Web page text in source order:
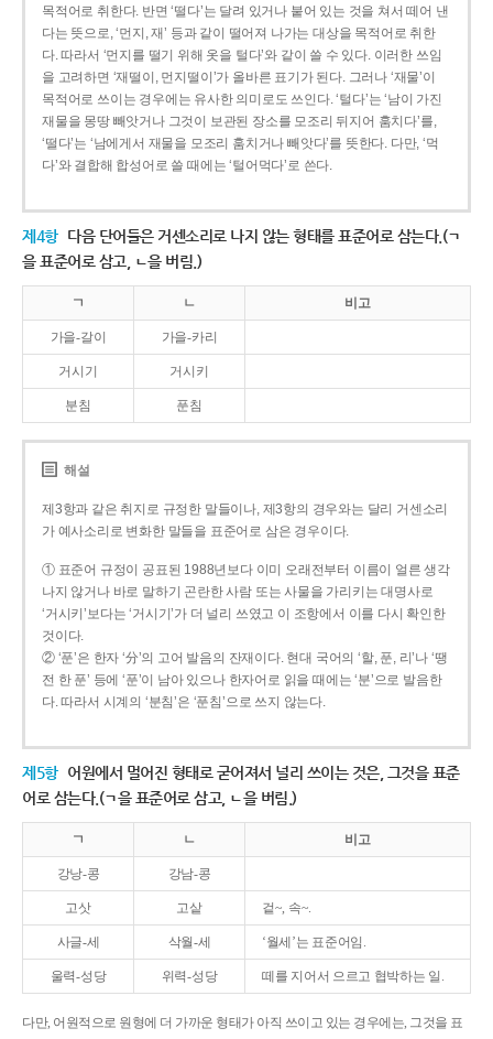
목적어로 취한다. 반면 ‘떨다’는 달려 있거나 붙어 있는 것을 쳐서 떼어 낸
다는 뜻으로, ‘먼지, 재’ 등과 같이 떨어져 나가는 대상을 목적어로 취한
다. 따라서 ‘먼지를 떨기 위해 옷을 털다’와 같이 쓸 수 있다. 이러한 쓰임
을 고려하면 ‘재떨이, 먼지떨이’가 올바른 표기가 된다. 그러나 ‘재물’이
목적어로 쓰이는 경우에는 유사한 의미로도 쓰인다. ‘털다’는 ‘남이 가진
재물을 몽땅 빼앗거나 그것이 보관된 장소를 모조리 뒤지어 훔치다’를,
‘떨다’는 ‘남에게서 재물을 모조리 훔치거나 빼앗다’를 뜻한다. 다만, ‘먹
다’와 결합해 합성어로 쓸 때에는 ‘털어먹다’로 쓴다.
제4항 다음 단어들은 거센소리로 나지 않는 형태를 표준어로 삼는다.(ㄱ
을 표준어로 삼고, ㄴ을 버림.)
ㄱ ㄴ 비고
가을-갈이 가을-카리
거시기 거시키
분침 푼침
해설
제3항과 같은 취지로 규정한 말들이나, 제3항의 경우와는 달리 거센소리
가 예사소리로 변화한 말들을 표준어로 삼은 경우이다.
① 표준어 규정이 공표된 1988년보다 이미 오래전부터 이름이 얼른 생각
나지 않거나 바로 말하기 곤란한 사람 또는 사물을 가리키는 대명사로
‘거시키’보다는 ‘거시기’가 더 널리 쓰였고 이 조항에서 이를 다시 확인한
것이다.
② ‘푼’은 한자 ‘分’의 고어 발음의 잔재이다. 현대 국어의 ‘할, 푼, 리’나 ‘땡
전 한 푼’ 등에 ‘푼’이 남아 있으나 한자어로 읽을 때에는 ‘분’으로 발음한
다. 따라서 시계의 ‘분침’은 ‘푼침’으로 쓰지 않는다.
제5항 어원에서 멀어진 형태로 굳어져서 널리 쓰이는 것은, 그것을 표준
어로 삼는다.(ㄱ을 표준어로 삼고, ㄴ을 버림.)
ㄱ ㄴ 비고
강낭-콩 강남-콩
고삿 고샅 겉~, 속~.
사글-세 삭월-세 ‘월세’는 표준어임.
울력-성당 위력-성당 떼를 지어서 으르고 협박하는 일.
다만, 어원적으로 원형에 더 가까운 형태가 아직 쓰이고 있는 경우에는, 그것을 표